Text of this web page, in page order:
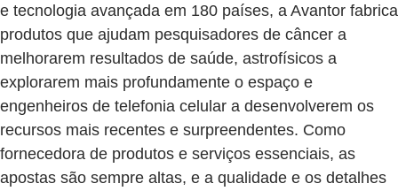
e tecnologia avançada em 180 países, a Avantor fabrica
produtos que ajudam pesquisadores de câncer a
melhorarem resultados de saúde, astrofísicos a
explorarem mais profundamente o espaço e
engenheiros de telefonia celular a desenvolverem os
recursos mais recentes e surpreendentes. Como
fornecedora de produtos e serviços essenciais, as
apostas são sempre altas, e a qualidade e os detalhes